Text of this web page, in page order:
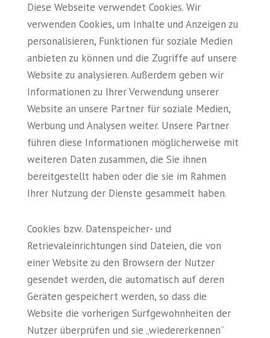
Diese Webseite verwendet Cookies. Wir
verwenden Cookies, um Inhalte und Anzeigen zu
personalisieren, Funktionen für soziale Medien
anbieten zu können und die Zugriffe auf unsere
Website zu analysieren. Außerdem geben wir
Informationen zu Ihrer Verwendung unserer
Website an unsere Partner für soziale Medien,
Werbung und Analysen weiter. Unsere Partner
führen diese Informationen möglicherweise mit
weiteren Daten zusammen, die Sie ihnen
bereitgestellt haben oder die sie im Rahmen
Ihrer Nutzung der Dienste gesammelt haben.
Cookies bzw. Datenspeicher- und
Retrievaleinrichtungen sind Dateien, die von
einer Website zu den Browsern der Nutzer
gesendet werden, die automatisch auf deren
Geräten gespeichert werden, so dass die
Website die vorherigen Surfgewohnheiten der
Nutzer überprüfen und sie „wiedererkennen“